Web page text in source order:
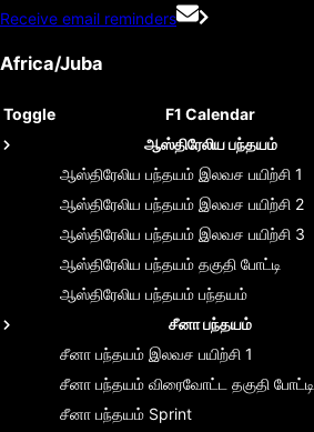
Receive email reminders
Africa/Juba
Toggle F1 Calendar
ஆஸ்திரேலிய பந்தயம்
ஆஸ்திரேலிய பந்தயம் இலவச பயிற்சி 1
ஆஸ்திரேலிய பந்தயம் இலவச பயிற்சி 2
ஆஸ்திரேலிய பந்தயம் இலவச பயிற்சி 3
ஆஸ்திரேலிய பந்தயம் தகுதி போட்டி
ஆஸ்திரேலிய பந்தயம் பந்தயம்
சீனா பந்தயம்
சீனா பந்தயம் இலவச பயிற்சி 1
சீனா பந்தயம் விரைவோட்ட தகுதி போட்டி
சீனா பந்தயம் Sprint